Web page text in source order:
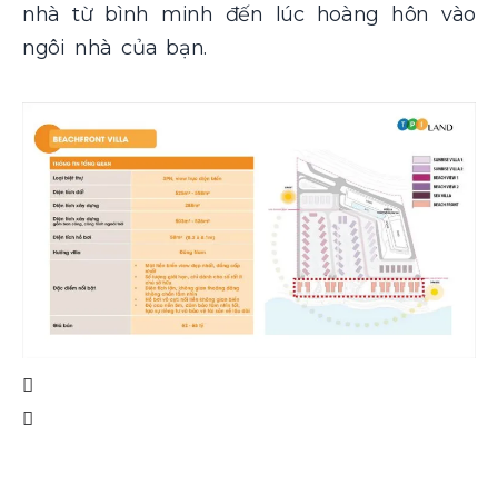
nhà từ bình minh đến lúc hoàng hôn vào
ngôi nhà của bạn.